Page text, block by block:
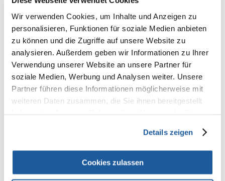
Wir verwenden Cookies, um Inhalte und Anzeigen zu
personalisieren, Funktionen für soziale Medien anbieten
zu können und die Zugriffe auf unsere Website zu
analysieren. Außerdem geben wir Informationen zu Ihrer
Verwendung unserer Website an unsere Partner für
soziale Medien, Werbung und Analysen weiter. Unsere
Partner führen diese Informationen möglicherweise mit
weiteren Daten zusammen, die Sie ihnen bereitgestellt
Details zeigen
Cookies zulassen
Die erste Delikatesse, die wir ausprobiert haben, ist eine
Version, die zur Aufrechterhaltung einer guten Mundhygiene
Zahnstein entfernt und unangenehmen Mundgeruch
verhindert. Wir haben weder das erste noch das zweite
war jedoch bei Apolonia sehr beliebt.